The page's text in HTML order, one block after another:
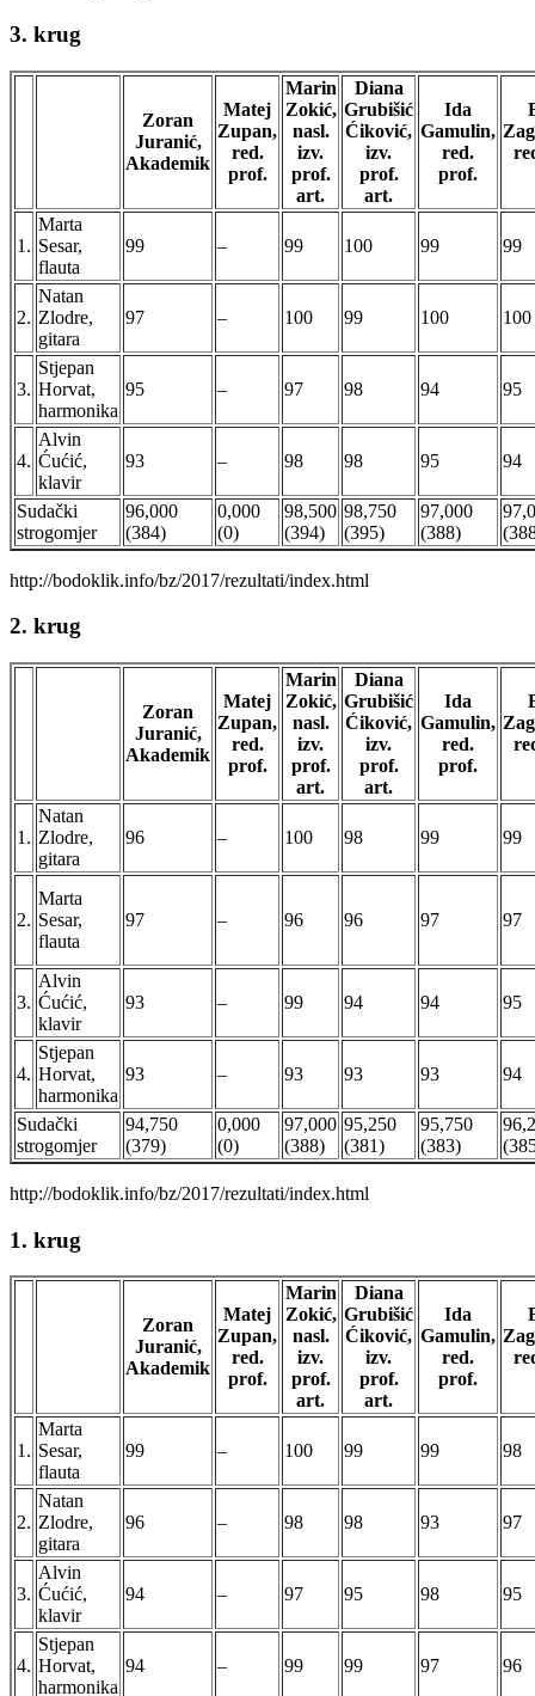
3. krug
Zoran
Juranić,
Akademik
Matej
Zupan,
red.
prof.
Marin
Zokić,
nasl.
izv.
prof.
art.
Diana
Grubišić
Ćiković,
izv.
prof.
art.
Ida
Gamulin,
red.
prof.
1.
Marta
Sesar,
flauta
99 – 99 100 99 99
2.
Natan
Zlodre,
gitara
97 – 100 99 100 100
3.
Stjepan
Horvat,
harmonika
95 – 97 98 94 95
4.
Alvin
Ćućić,
klavir
93 – 98 98 95 94
Sudački
strogomjer
96,000
(384)
0,000
(0)
98,500
(394)
98,750
(395)
97,000
(388)
http://bodoklik.info/bz/2017/rezultati/index.html
2. krug
Zoran
Juranić,
Akademik
Matej
Zupan,
red.
prof.
Marin
Zokić,
nasl.
izv.
prof.
art.
Diana
Grubišić
Ćiković,
izv.
prof.
art.
Ida
Gamulin,
red.
prof.
1.
Natan
Zlodre,
gitara
96 – 100 98 99 99
2.
Marta
Sesar,
flauta
97 – 96 96 97 97
3.
Alvin
Ćućić,
klavir
93 – 99 94 94 95
4.
Stjepan
Horvat,
harmonika
93 – 93 93 93 94
Sudački
strogomjer
94,750
(379)
0,000
(0)
97,000
(388)
95,250
(381)
95,750
(383)
http://bodoklik.info/bz/2017/rezultati/index.html
1. krug
Zoran
Juranić,
Akademik
Matej
Zupan,
red.
prof.
Marin
Zokić,
nasl.
izv.
prof.
art.
Diana
Grubišić
Ćiković,
izv.
prof.
art.
Ida
Gamulin,
red.
prof.
1.
Marta
Sesar,
flauta
99 – 100 99 99 98
2.
Natan
Zlodre,
gitara
96 – 98 98 93 97
3.
Alvin
Ćućić,
klavir
94 – 97 95 98 95
4.
Stjepan
Horvat,
harmonika
94 – 99 99 97 96